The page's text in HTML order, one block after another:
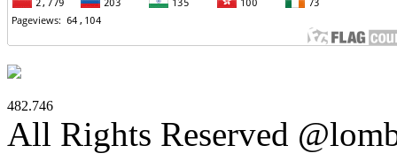
482.746
All Rights Reserved